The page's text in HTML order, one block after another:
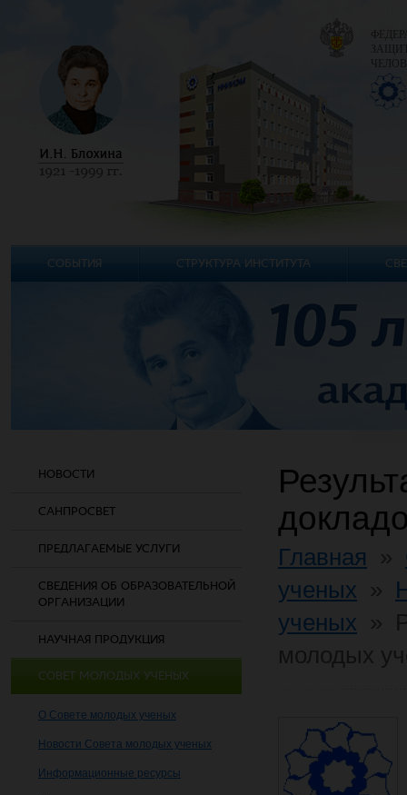
НОВОСТИ
САНПРОСВЕТ
ПРЕДЛАГАЕМЫЕ УСЛУГИ
СВЕДЕНИЯ ОБ ОБРАЗОВАТЕЛЬНОЙ
ОРГАНИЗАЦИИ
НАУЧНАЯ ПРОДУКЦИЯ
СОВЕТ МОЛОДЫХ УЧЕНЫХ
О Совете молодых ученых
Новости Совета молодых ученых
Информационные ресурсы
Главная
ученых
ученых
СОБЫТИЯ СТРУКТУРА ИНСТИТУТА